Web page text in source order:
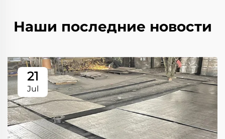
Наши последние новости
21
Jul